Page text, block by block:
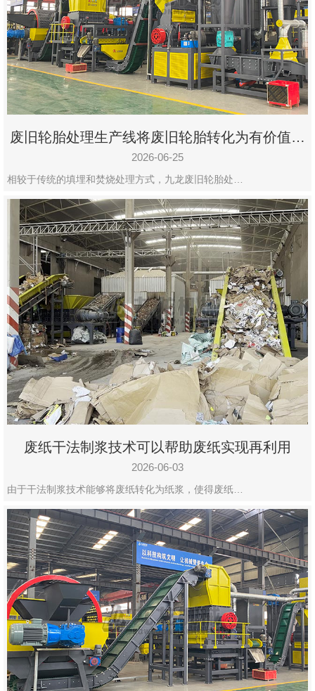
废旧轮胎处理生产线将废旧轮胎转化为有价值的
资源
2026-06-25
相较于传统的填埋和焚烧处理方式，九龙废旧轮胎处…
废纸干法制浆技术可以帮助废纸实现再利用
2026-06-03
由于干法制浆技术能够将废纸转化为纸浆，使得废纸…